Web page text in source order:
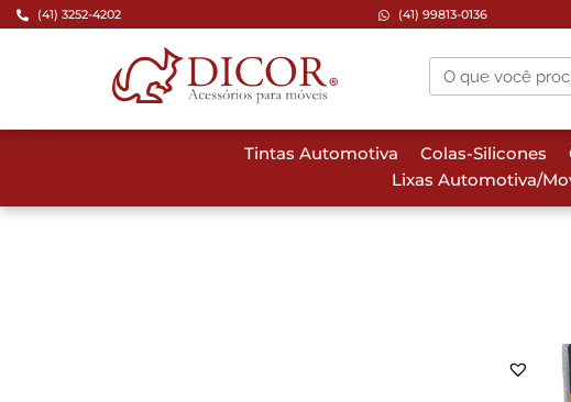
(41) 3252-4202 (41) 99813-0136
Tintas Automotiva Colas-Silicones
Lixas Automotiva/